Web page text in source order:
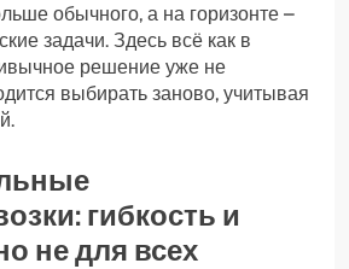
обычного, а на горизонте –
задачи. Здесь всё как в
решение уже не
выбирать заново, учитывая
гибкость и
не для всех